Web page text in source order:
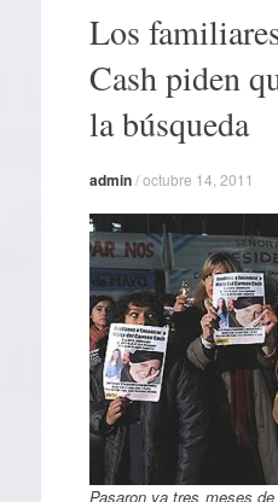
contenido
Los
Cash piden
la búsqueda
admin/octubre 14, 2011
Pasaron ya tres meses